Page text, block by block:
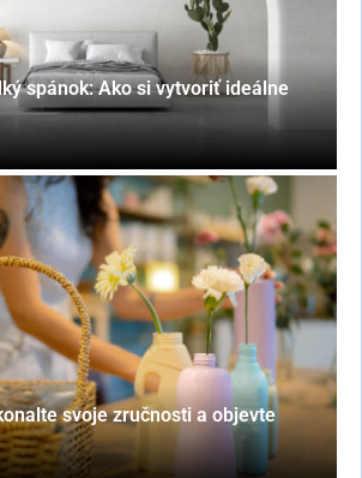
spánok: Ako si vytvoriť ideálne
svoje zručnosti a objevte